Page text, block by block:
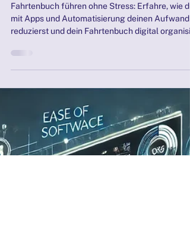
Fahrtenbuch führen leicht
gemacht: So automatisierst du
den Prozess und sparst
wertvolle Zeit
mit Apps und Automatisierung deinen Aufwand
reduzierst und dein Fahrtenbuch digital organisi